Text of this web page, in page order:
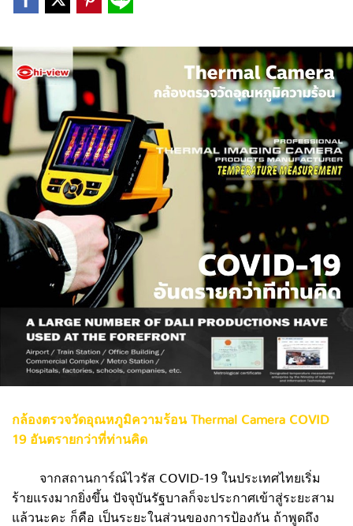
กล้องตรวจวัดอุณหภูมิความร้อน Thermal Camera COVID
19 อันตรายกว่าที่ท่านคิด
จากสถานการ์ณ์ไวรัส COVID-19 ในประเทศไทยเริ่ม
ร้ายแรงมากยิ่งขึ้น ปัจจุบันรัฐบาลก็จะประกาศเข้าสู่ระยะสาม
แล้วนะคะ ก็คือ เป็นระยะในส่วนของการป้องกัน ถ้าพูดถึง